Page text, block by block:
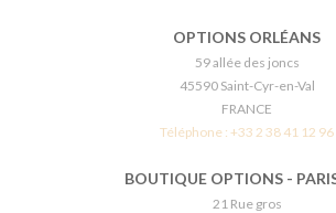
OPTIONS ORLÉANS
59 allée des joncs
45590 Saint-Cyr-en-Val
FRANCE
Téléphone : +33 2 38 41 12 96
BOUTIQUE OPTIONS -
21 Rue gros